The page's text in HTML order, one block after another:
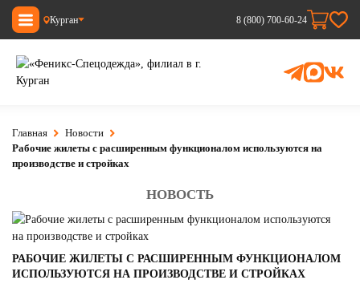
Курган 8 (800) 700-60-24
Главная
Новости
Рабочие жилеты с расширенным функционалом используются на
производстве и стройках
НОВОСТЬ
РАБОЧИЕ ЖИЛЕТЫ С РАСШИРЕННЫМ ФУНКЦИОНАЛОМ
ИСПОЛЬЗУЮТСЯ НА ПРОИЗВОДСТВЕ И СТРОЙКАХ